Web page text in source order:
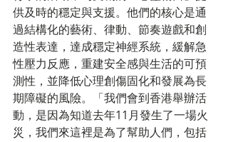
供及時的穩定與支援。他們的核心是通
過結構化的藝術、律動、節奏遊戲和創
造性表達，達成穩定神經系統，緩解急
性壓力反應，重建安全感與生活的可預
測性，並降低心理創傷固化和發展為長
期障礙的風險。「我們會到香港舉辦活
動，是因為知道去年11月發生了一場火
災，我們來這裡是為了幫助人們，包括